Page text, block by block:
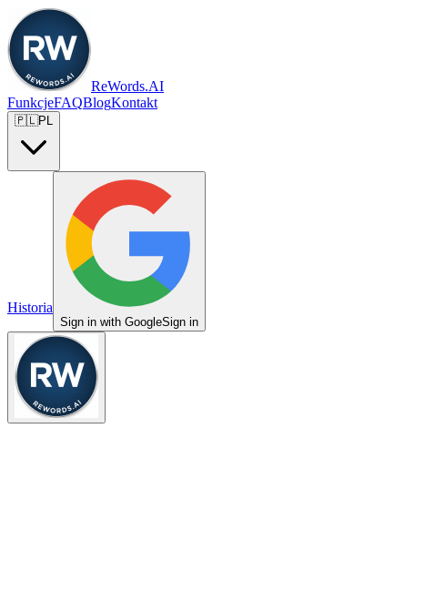
ReWords.AI
FunkcjeFAQBlogKontakt
🇵🇱PL
Historia
Sign in with GoogleSign in